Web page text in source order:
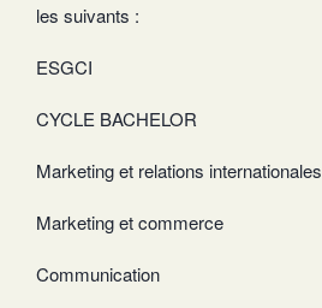
les suivants :
ESGCI
CYCLE BACHELOR
Marketing et relations internationales
Marketing et commerce
Communication